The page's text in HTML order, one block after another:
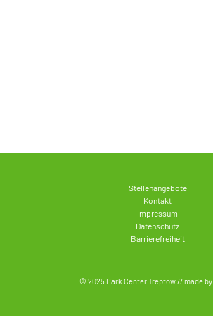
Stellenangebote
Kontakt
Impressum
Datenschutz
Barrierefreiheit
© 2025 Park Center Treptow // made by